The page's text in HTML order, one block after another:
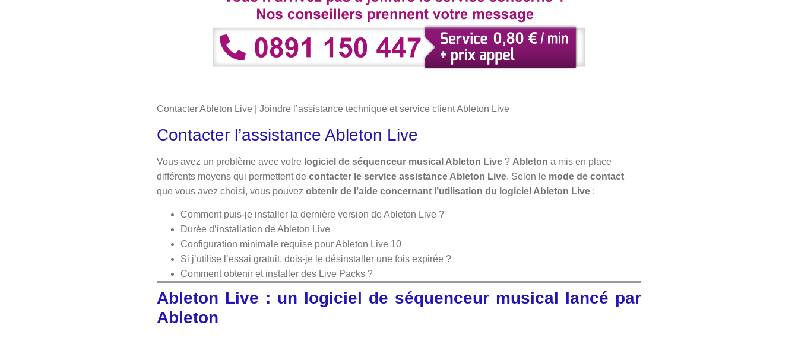
Contacter Ableton Live | Joindre l’assistance technique et service client Ableton Live
Contacter l’assistance Ableton Live
Vous avez un problème avec votre logiciel de séquenceur musical Ableton Live ? Ableton a mis en place
différents moyens qui permettent de contacter le service assistance Ableton Live. Selon le mode de contact
que vous avez choisi, vous pouvez obtenir de l’aide concernant l’utilisation du logiciel Ableton Live :
Comment puis-je installer la dernière version de Ableton Live ?
Durée d’installation de Ableton Live
Configuration minimale requise pour Ableton Live 10
Si j’utilise l’essai gratuit, dois-je le désinstaller une fois expirée ?
Comment obtenir et installer des Live Packs ?
Ableton Live : un logiciel de séquenceur musical lancé par
Ableton